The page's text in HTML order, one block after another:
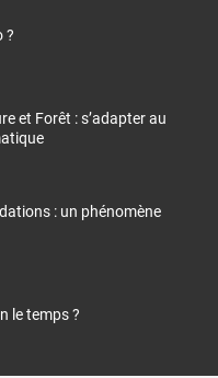
?
et Forêt : s’adapter au
: un phénomène
le temps ?